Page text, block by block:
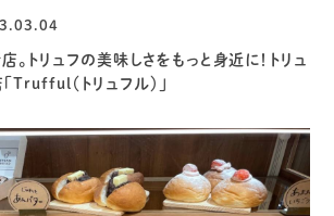
。トリュフの美味しさをもっと身近に！トリュ
Trufful（トリュフル）」